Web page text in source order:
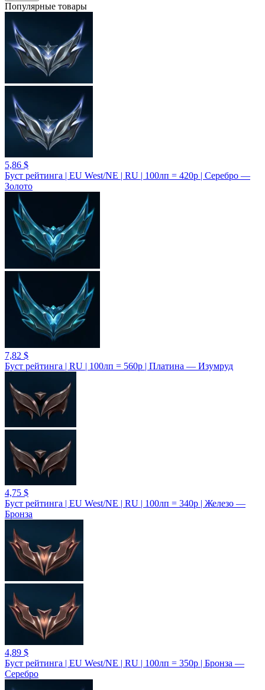
Популярные товары
5,86 $
Буст рейтинга | EU West/NE | RU | 100лп = 420р | Серебро —
Золото
7,82 $
Буст рейтинга | RU | 100лп = 560р | Платина — Изумруд
4,75 $
Буст рейтинга | EU West/NE | RU | 100лп = 340р | Железо —
Бронза
4,89 $
Буст рейтинга | EU West/NE | RU | 100лп = 350р | Бронза —
Серебро